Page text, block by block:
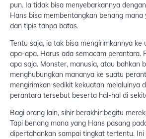
pun. Ia tidak bisa menyebarkannya
Hans bisa membentangkan benang
dan tipis tanpa batas.
Tentu saja, ia tak bisa mengirimkannya ke
apa-apa. Harus ada semacam perantara.
apa saja. Monster, manusia, atau bahkan
menghubungkan mananya ke suatu
mengirimkan sedikit kekuatan melaluinya
perantara tersebut beserta hal-hal di
Bagi orang lain, sihir berakhir begitu
Tapi benang mana yang Hans pasang
dipertahankan sampai tingkat tertentu. Ini